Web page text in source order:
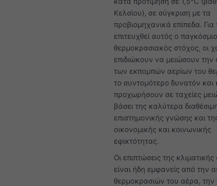
Κελσίου), σε σύγκριση με τα
προβιομηχανικά επίπεδα. Για
επιτευχθεί αυτός ο
θερμοκρασιακός στόχος, οι
επιδιώκουν να μειώσουν
των εκπομπών αερίων του
το συντομότερο δυνατόν και
προχωρήσουν σε ταχείες
βάσει της καλύτερα
επιστημονικής γνώσης και
οικονομικής και κοινωνικής
εφικτότητας.
Οι επιπτώσεις της
είναι ήδη εμφανείς από την
θερμοκρασιών του αέρα, την